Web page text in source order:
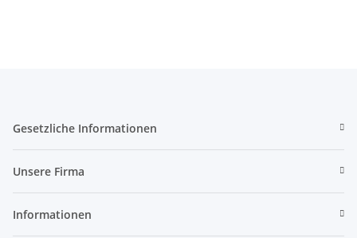
Gesetzliche Informationen
Unsere Firma
Informationen